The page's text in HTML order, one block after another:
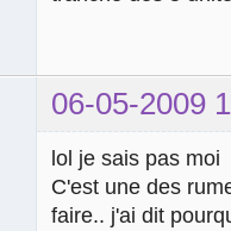
06-05-2009
lol je sais pas moi
C'est une des
faire.. j'ai dit